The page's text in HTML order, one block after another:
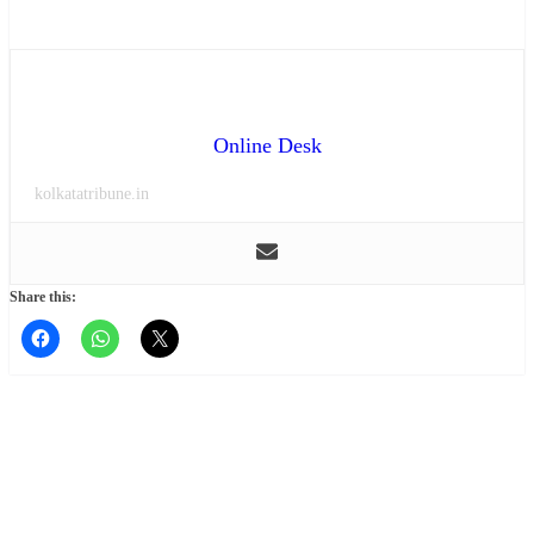
Online Desk
kolkatatribune.in
Share this: